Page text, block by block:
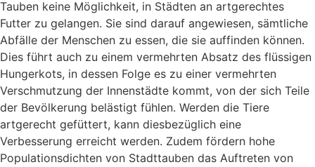
Tauben keine Möglichkeit, in Städten an artgerechtes
Futter zu gelangen. Sie sind darauf angewiesen, sämtliche
Abfälle der Menschen zu essen, die sie auffinden können.
Dies führt auch zu einem vermehrten Absatz des flüssigen
Hungerkots, in dessen Folge es zu einer vermehrten
Verschmutzung der Innenstädte kommt, von der sich Teile
der Bevölkerung belästigt fühlen. Werden die Tiere
artgerecht gefüttert, kann diesbezüglich eine
Verbesserung erreicht werden. Zudem fördern hohe
Populationsdichten von Stadttauben das Auftreten von